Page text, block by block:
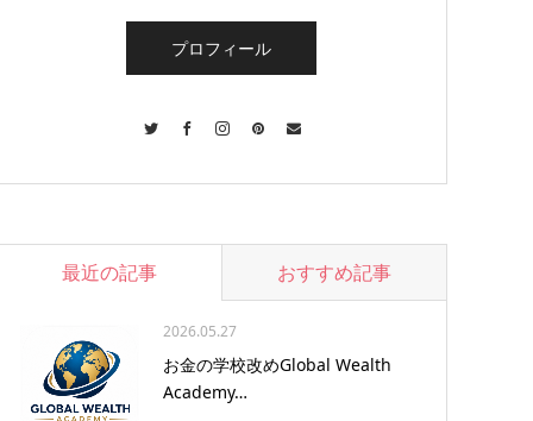
プロフィール
Twitter Facebook
最近の記事 おすすめ記事
2026.05.27
お金の学校改めGlobal Wealth
Academy…